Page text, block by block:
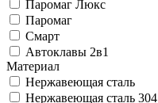
Паромаг Люкс
Паромаг
Смарт
Автоклавы 2в1
Материал
Нержавеющая сталь
Нержавеющая сталь 304